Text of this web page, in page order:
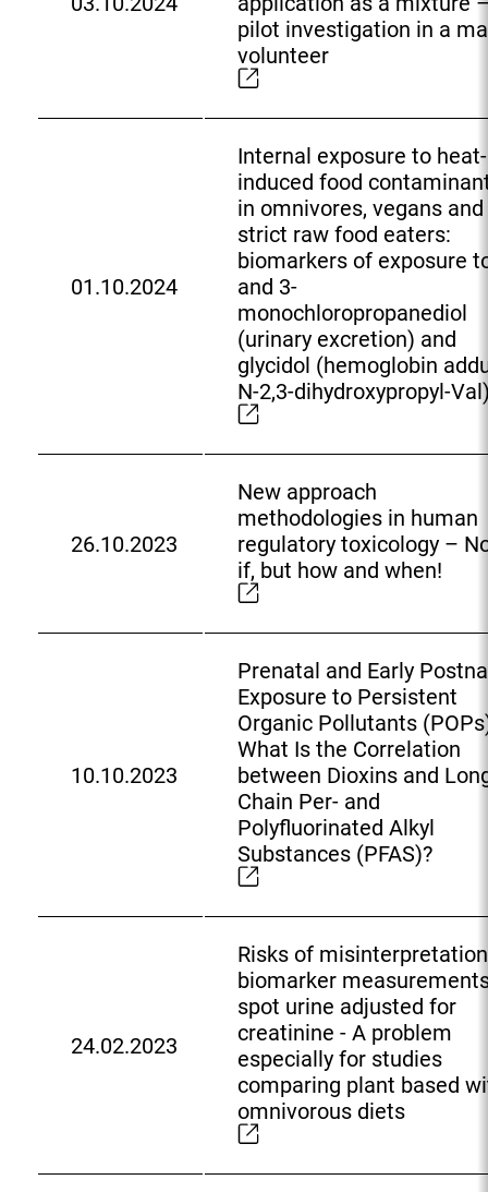
i
n
k
E
x
t
e
r
n
e
r
L
i
n
k
:
pilot investigation in a
volunteer
01.10.2024
E
x
t
e
r
n
e
r
L
i
n
k
Internal exposure to heat-
induced food
in omnivores, vegans and
strict raw food eaters:
biomarkers of exposure
and 3-
monochloropropanediol
(urinary excretion) and
glycidol (hemoglobin
N-2,3-dihydroxypropyl-
26.10.2023
E
x
t
e
r
n
e
r
L
i
n
k
:
New approach
methodologies in human
regulatory toxicology –
if, but how and when!
10.10.2023
E
x
t
e
r
n
e
r
L
i
n
k
:
Prenatal and Early
Exposure to Persistent
Organic Pollutants
What Is the Correlation
between Dioxins and
Chain Per- and
Polyfluorinated Alkyl
Substances (PFAS)?
24.02.2023
E
x
t
e
Risks of
biomarker
spot urine adjusted for
creatinine - A problem
especially for studies
comparing plant based
omnivorous diets